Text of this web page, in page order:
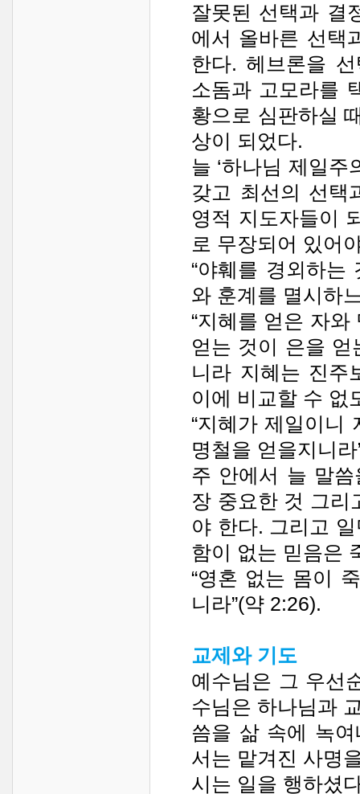
잘못된 선택과 결
에서 올바른 선택
한다. 헤브론을
소돔과 고모라를
황으로 심판하실
상이 되었다.
늘 ‘하나님 제일주
갖고 최선의 선택
영적 지도자들이
로 무장되어 있어
“야훼를 경외하는
와 훈계를 멸시하
“지혜를 얻은 자
얻는 것이 은을
니라 지혜는 진주
이에 비교할 수 없
“지혜가 제일이니
명철을 얻을지니
주 안에서 늘 말
장 중요한 것 그리
야 한다. 그리고
함이 없는 믿음은
“영혼 없는 몸이
니라”(약 2:26).
교제와 기도
예수님은 그 우선
수님은 하나님과
씀을 삶 속에 녹
서는 맡겨진 사명
시는 일을 행하셨